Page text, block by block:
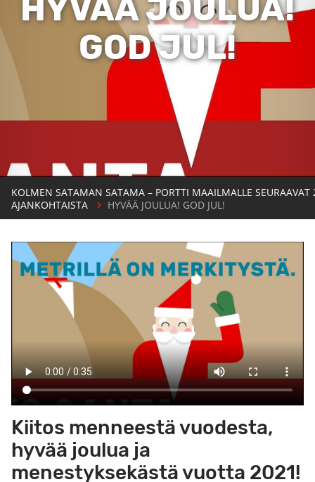
HYVÄÄ JOULUA!
GOD JUL!
KOLMEN SATAMAN SATAMA – PORTTI MAAILMALLE SEURAAVAT
AJANKOHTAISTA
HYVÄÄ JOULUA! GOD JUL!
Kiitos menneestä vuodesta,
hyvää joulua ja
menestyksekästä vuotta 2021!